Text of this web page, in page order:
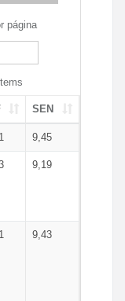
página
SEN
9,45
9,19
9,43